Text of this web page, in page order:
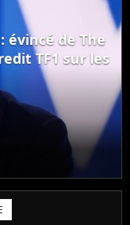
consacré aux
est
jour. La...
évincé de The
TF1 sur les